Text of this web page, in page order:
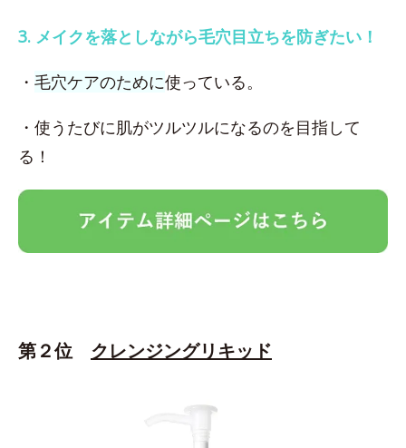
3. メイクを落としながら毛穴目立ちを防ぎたい！
・ 毛穴ケアのために使っている。
・使うたびに肌がツルツルになるのを目指して
る！
第２位 クレンジングリキッド